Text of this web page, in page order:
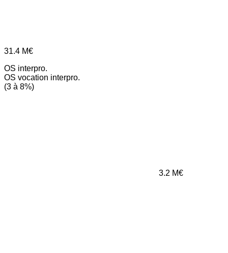
31.4 M€
OS interpro.
OS vocation interpro.
(3 à 8%)
3.2 M€